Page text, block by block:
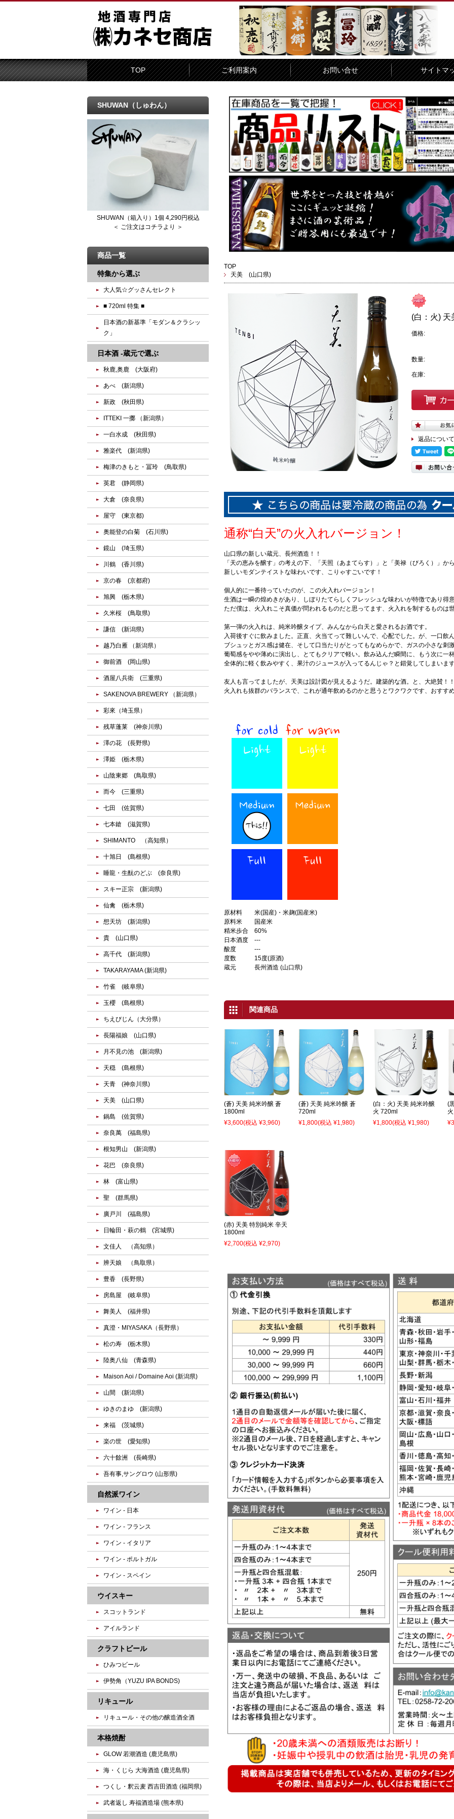
TOP ご利用案内 お問い合せ サイトマ
TOP
天美 (山口県)
(白：火) 天
価格:
数量:
在庫:
返品につい
通称“白天”の火入れバージョン！
山口県の新しい蔵元、長州酒造！！
「天の恵みを醸す」の考えの下、「天照（あまてらす）」と「美禄（びろく）」か
新しいモダンテイストな味わいです、こりゃすごいです！
個人的に一番待っていたのが、この火入れバージョン！
生酒は一瞬の煌めきがあり、しぼりたてらしくフレッシュな味わいが特徴であり得
ただ僕は、火入れこそ真価が問われるものだと思ってます、火入れを制するものは
第一弾の火入れは、純米吟醸タイプ、みんなから白天と愛されるお酒です。
入荷後すぐに飲みました。正直、火当てって難しいんで、心配でした。が、一口飲
ブシュッとガス感は健在、そして口当たりがとってもなめらかで、ガスの小さな刺
葡萄感をやや薄めに演出し、とてもクリアで軽い。飲み込んだ瞬間に、もう次に一
全体的に軽く飲みやすく、果汁のジュースが入ってるんじゃ？と錯覚してしまいま
友人も言ってましたが、天美は設計図が見えるようだ。建築的な酒。と、大絶賛！
火入れも抜群のバランスで、これが通年飲めるのかと思うとワクワクです、おすす
原材料
米(国産)・米麹(国産米)
原料米
国産米
精米歩合
60%
日本酒度
---
酸度
---
度数
15度(原酒)
蔵元
長州酒造 (山口県)
関連商品
(蒼) 天美 純米吟醸 蒼
1800ml
¥3,600(税込 ¥3,960)
(蒼) 天美 純米吟醸 蒼
720ml
¥1,800(税込 ¥1,980)
(白：火) 天美 純米吟醸
火 720ml
¥1,800(税込 ¥1,980)
(
(赤) 天美 特別純米 辛天
1800ml
¥2,700(税込 ¥2,970)
SHUWAN（しゅわん）
SHUWAN（箱入り）1個 4,290円税込
＜ ご注文はコチラより ＞
商品一覧
特集から選ぶ
大人気☆グッさんセレクト
■ 720ml 特集 ■
日本酒の新基準「モダン＆クラシッ
ク」
日本酒 -蔵元で選ぶ
秋鹿,奥鹿 (大阪府)
あべ (新潟県)
新政 (秋田県)
ITTEKI 一擲 （新潟県）
一白水成 (秋田県)
雅楽代 (新潟県)
梅津のきもと・冨玲 (鳥取県)
英君 (静岡県)
大倉 (奈良県)
屋守 (東京都)
奥能登の白菊 (石川県)
鏡山 (埼玉県)
川鶴 (香川県)
京の春 (京都府)
旭興 (栃木県)
久米桜 (鳥取県)
謙信 (新潟県)
越乃白雁 （新潟県）
御前酒 (岡山県)
酒屋八兵衛 (三重県)
SAKENOVA BREWERY （新潟県）
彩來（埼玉県）
残草蓬莱 (神奈川県)
澤の花 (長野県)
澤姫 (栃木県)
山陰東郷 (鳥取県)
而今 (三重県)
七田 (佐賀県)
七本鎗 (滋賀県)
SHIMANTO （高知県）
十旭日 (島根県)
睡龍・生酛のどぶ (奈良県)
スキー正宗 (新潟県)
仙禽 (栃木県)
想天坊 (新潟県)
貴 (山口県)
高千代 (新潟県)
TAKARAYAMA (新潟県)
竹雀 (岐阜県)
玉櫻 (島根県)
ちえびじん（大分県）
長陽福娘 (山口県)
月不見の池 (新潟県)
天穏 (島根県)
天青 (神奈川県)
天美 (山口県)
鍋島 (佐賀県)
奈良萬 (福島県)
根知男山 (新潟県)
花巴 (奈良県)
林 (富山県)
聖 (群馬県)
廣戸川 (福島県)
日輪田・萩の鶴 (宮城県)
文佳人 （高知県）
辨天娘 （鳥取県）
豊香 (長野県)
房島屋 (岐阜県)
舞美人 (福井県)
真澄・MIYASAKA（長野県）
松の寿 (栃木県)
陸奥八仙 (青森県)
Maison Aoi / Domaine Aoi (新潟県)
山間 (新潟県)
ゆきのまゆ (新潟県)
来福 (茨城県)
楽の世 (愛知県)
六十餘洲 (長崎県)
吾有事,サングロウ (山形県)
自然派ワイン
ワイン - 日本
ワイン - フランス
ワイン - イタリア
ワイン - ポルトガル
ワイン - スペイン
ウイスキー
スコットランド
アイルランド
クラフトビール
ひみつビール
伊勢角（YUZU IPA BONDS)
リキュール
リキュール・その他の醸造酒全酒
本格焼酎
GLOW 若潮酒造 (鹿児島県)
海・くじら 大海酒造 (鹿児島県)
つくし・釈云麦 西吉田酒造 (福岡県)
武者返し 寿福酒造場 (熊本県)